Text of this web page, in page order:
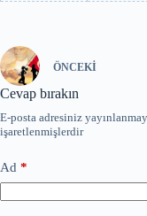
ÖNCEKI
Cevap bırakın
E-posta adresiniz
işaretlenmişlerdir
Ad *